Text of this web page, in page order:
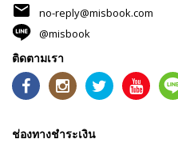
mail
no-reply@misbook.com
@misbook
ติดตามเรา
ช่องทางชำระเงิน